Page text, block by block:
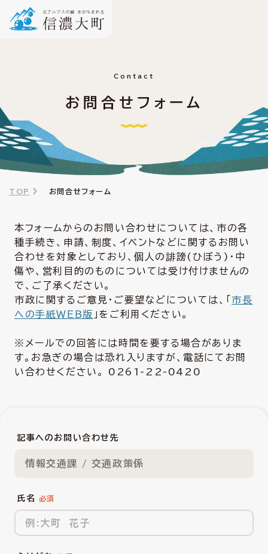
Contact
お問合せフォーム
TOP お問合せフォーム
本フォームからのお問い合わせについては、市の各
種手続き、申請、制度、イベントなどに関するお問い
合わせを対象としており、個人の誹謗(ひぼう)・中
傷や、営利目的のものについては受け付けませんの
で、ご了承ください。
市政に関するご意見・ご要望などについては、「市長
への手紙ＷＥＢ版 」をご利用ください。
※メールでの回答には時間を要する場合がありま
す。お急ぎの場合は恐れ入りますが、電話にてお問
い合わせください。 0261-22-0420
記事へのお問い合わせ先
情報交通課 / 交通政策係
氏名